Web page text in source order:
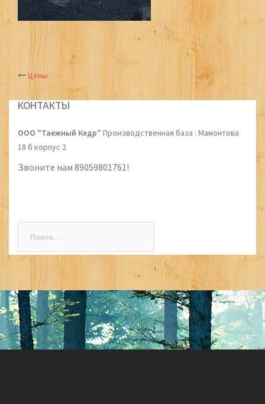
Post
navigation
Цены
КОНТАКТЫ
ООО "Таежный Кедр" Производственная база : Мамонтова
18 б корпус 2
Звоните нам 89059801761!